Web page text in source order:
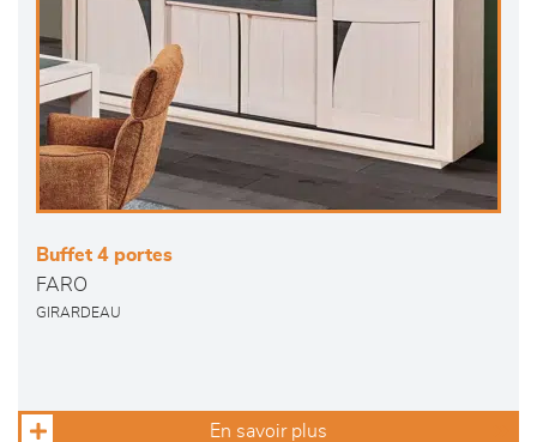
Buffet 4 portes
FARO
GIRARDEAU
En savoir plus